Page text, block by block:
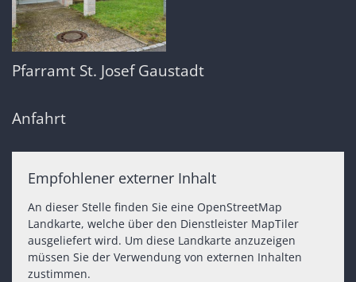
Pfarramt St. Josef Gaustadt
Anfahrt
Empfohlener externer Inhalt
An dieser Stelle finden Sie eine OpenStreetMap
Landkarte, welche über den Dienstleister MapTiler
ausgeliefert wird. Um diese Landkarte anzuzeigen
müssen Sie der Verwendung von externen Inhalten
zustimmen.